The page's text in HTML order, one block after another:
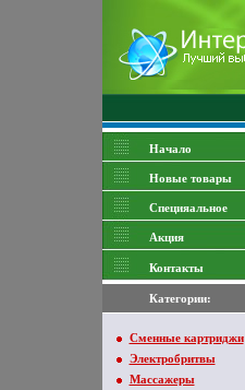
Начало
Новые товары
Специяальное
Акция
Контакты
Категории:
Сменные картриджи
Электробритвы
Массажеры